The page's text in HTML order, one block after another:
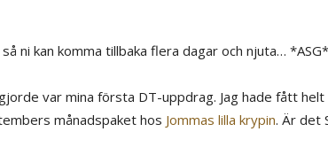
ni kan komma tillbaka flera dagar och njuta… *ASG*
var mina första DT-uppdrag. Jag hade fått helt
månadspaket hos Jommas lilla krypin. Är det